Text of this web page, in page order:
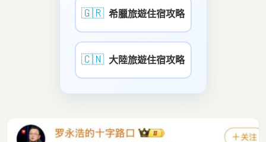
🇬🇷 希臘旅遊住宿攻略
🇨🇳 大陸旅遊住宿攻略